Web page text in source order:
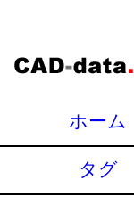
ホーム
タグ